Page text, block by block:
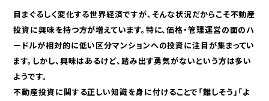
目まぐるしく変化する世界経済ですが、そんな状況だからこそ不動産
投資に興味を持つ方が増えています。特に、価格・管理運営の面のハ
ードルが相対的に低い区分マンションへの投資に注目が集まってい
ます。しかし、興味はあるけど、踏み出す勇気がないという方は多い
ようです。
不動産投資に関する正しい知識を身に付けることで「難しそう」「よ
投資用
区分マンションを探す
無料売却査定